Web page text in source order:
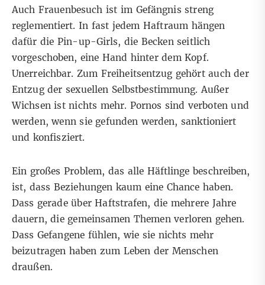
Auch Frauenbesuch ist im Gefängnis streng
reglementiert. In fast jedem Haftraum hängen
dafür die Pin-up-Girls, die Becken seitlich
vorgeschoben, eine Hand hinter dem Kopf.
Unerreichbar. Zum Freiheitsentzug gehört auch der
Entzug der sexuellen Selbstbestimmung. Außer
Wichsen ist nichts mehr. Pornos sind verboten und
werden, wenn sie gefunden werden, sanktioniert
und konfisziert.
Ein großes Problem, das alle Häftlinge beschreiben,
ist, dass Beziehungen kaum eine Chance haben.
Dass gerade über Haftstrafen, die mehrere Jahre
dauern, die gemeinsamen Themen verloren gehen.
Dass Gefangene fühlen, wie sie nichts mehr
beizutragen haben zum Leben der Menschen
draußen.